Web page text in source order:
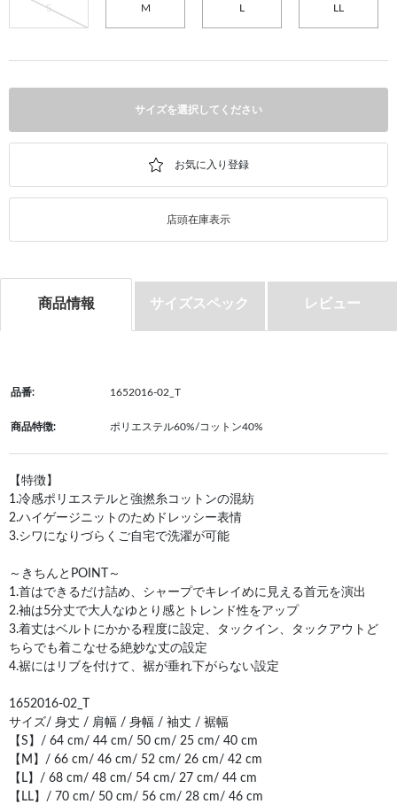
S M
サイズを選択してください
店頭在庫表示
商品情報 サイズスペック レビュー
品番: 1652016-02_T
商品特徴: ポリエステル60%/コットン40%
【特徴】
1.冷感ポリエステルと強撚糸コットンの混紡
2.ハイゲージニットのためドレッシー表情
3.シワになりづらくご自宅で洗濯が可能
～きちんとPOINT～
1.首はできるだけ詰め、シャープでキレイめに見える首元を演出
2.袖は5分丈で大人なゆとり感とトレンド性をアップ
3.着丈はベルトにかかる程度に設定、タックイン、タックアウトど
ちらでも着こなせる絶妙な丈の設定
4.裾にはリブを付けて、裾が垂れ下がらない設定
1652016-02_T
サイズ/ 身丈 / 肩幅 / 身幅 / 袖丈 / 裾幅
【S】/ 64 cm/ 44 cm/ 50 cm/ 25 cm/ 40 cm
【M】/ 66 cm/ 46 cm/ 52 cm/ 26 cm/ 42 cm
【L】/ 68 cm/ 48 cm/ 54 cm/ 27 cm/ 44 cm
【LL】/ 70 cm/ 50 cm/ 56 cm/ 28 cm/ 46 cm